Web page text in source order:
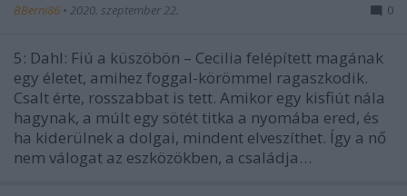
BBerni86 • 2020. szeptember 22. 0
5: Dahl: Fiú a küszöbön – Cecilia felépített magának
egy életet, amihez foggal-körömmel ragaszkodik.
Csalt érte, rosszabbat is tett. Amikor egy kisfiút nála
hagynak, a múlt egy sötét titka a nyomába ered, és
ha kiderülnek a dolgai, mindent elveszíthet. Így a nő
nem válogat az eszközökben, a családja…